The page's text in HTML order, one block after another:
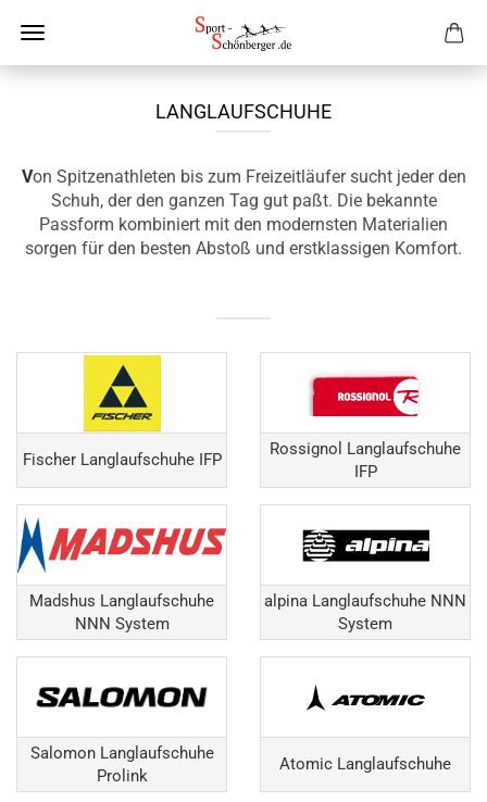
LANGLAUFSCHUHE
Von Spitzenathleten bis zum Freizeitläufer sucht jeder den
Schuh, der den ganzen Tag gut paßt. Die bekannte
Passform kombiniert mit den modernsten Materialien
sorgen für den besten Abstoß und erstklassigen Komfort.
Fischer Langlaufschuhe IFP
Rossignol Langlaufschuhe
IFP
Madshus Langlaufschuhe
NNN System
alpina Langlaufschuhe NNN
System
Salomon Langlaufschuhe
Prolink
Atomic Langlaufschuhe